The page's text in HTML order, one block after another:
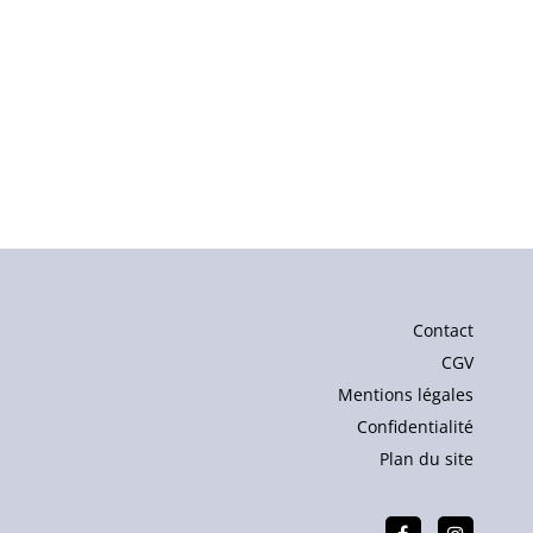
Contact
CGV
Mentions légales
Confidentialité
Plan du site